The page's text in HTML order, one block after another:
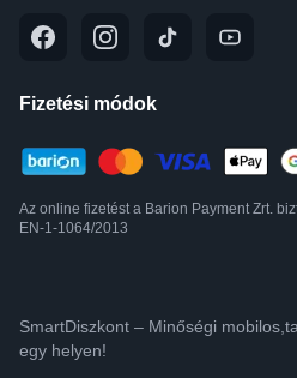
Fizetési módok
Az online fizetést a Barion Payment Zrt.
EN-1-1064/2013
SmartDiszkont – Minőségi
egy helyen!